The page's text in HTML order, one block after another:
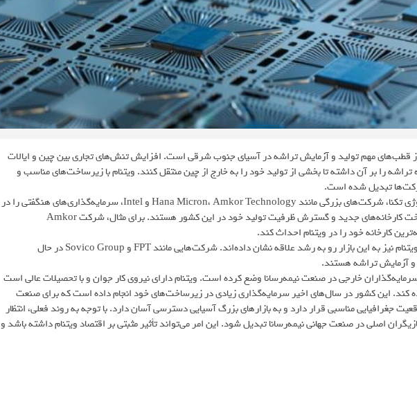
قطب‌های مهم تولید و آزمایش تراشه در آسیای جنوب شرقی است. افزایش تنش‌های تجاری بین چین و ایالات
را بر آن داشته تا بخشی از تولید خود را به خارج از چین منتقل کنند. ویتنام با زیرساخت‌های مناسب و
تبدیل شده است.
به گزارش سرویس اخبار فناوری رسانه تکنولوژی تکنا، شرکت‌های بزرگی مانند Hana Micron، Amkor Technology و Intel، سرمایه‌گذاری‌های هنگفتی را در
ویتنام انجام داده‌اند. این شرکت‌ها در حال ساخت کارخانه‌های جدید و گسترش ظرفیت تولید خود در این کشور هستند. برای مثال، شرکت Amkor
علاوه بر شرکت‌های خارجی، شرکت‌های داخلی ویتنام نیز به این بازار رو به رشد علاقه نشان داده‌اند. شرکت‌هایی مانند FPT و Sovico Group در حال
و آزمایش تراشه هستند.
خارجی در صنعت نیمه‌رسانا وضع کرده است. ویتنام دارای نیروی کار جوان و با تحصیلات عالی است
کند. این کشور در سال‌های اخیر سرمایه‌گذاری زیادی در زیرساخت‌های خود انجام داده است که برای صنعت
جغرافیایی مناسبی قرار دارد و به بازارهای بزرگ آسیایی دسترسی آسان دارد. با توجه به روند فعلی، انتظار
اصلی در صنعت جهانی نیمه‌رسانا تبدیل شود. این امر می‌تواند تأثیر مثبتی بر اقتصاد ویتنام داشته باشد و